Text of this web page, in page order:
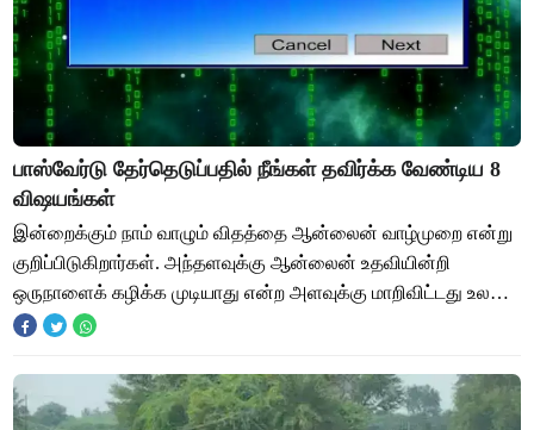
பாஸ்வேர்டு தேர்தெடுப்பதில் நீங்கள் தவிர்க்க வேண்டிய 8
விஷயங்கள்
இன்றைக்கும் நாம் வாழும் விதத்தை ஆன்லைன் வாழ்முறை என்று
குறிப்பிடுகிறார்கள். அந்தளவுக்கு ஆன்லைன் உதவியின்றி
ஒருநாளைக் கழிக்க முடியாது என்ற அளவுக்கு மாறிவிட்டது உலகம்.
நமது லேப்டாப்பில் வைத்திருக்கும்